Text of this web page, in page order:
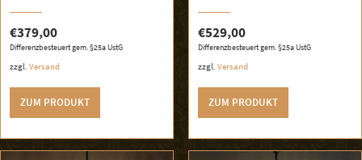
€379,00
Differenzbesteuert gem. §25a UstG
zzgl. Versand
ZUM PRODUKT
€529,00
Differenzbesteuert gem. §25a UstG
zzgl. Versand
ZUM PRODUKT